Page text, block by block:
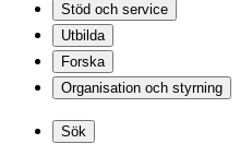
Stöd och service
Utbilda
Forska
Organisation och styrning
Sök